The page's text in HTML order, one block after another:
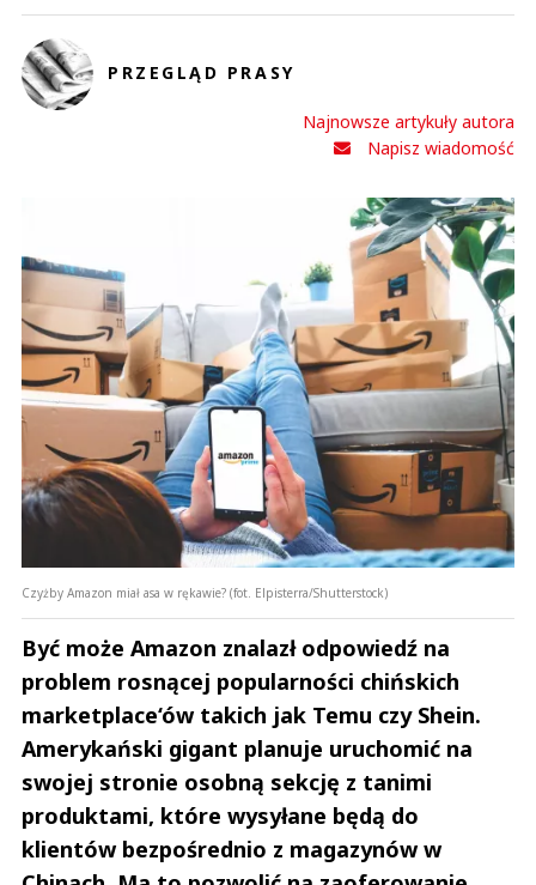
PRZEGLĄD PRASY
Najnowsze artykuły autora
Napisz wiadomość
Czyżby Amazon miał asa w rękawie? (fot. Elpisterra/Shutterstock)
Być może Amazon znalazł odpowiedź na
problem rosnącej popularności chińskich
marketplace‘ów takich jak Temu czy Shein.
Amerykański gigant planuje uruchomić na
swojej stronie osobną sekcję z tanimi
produktami, które wysyłane będą do
klientów bezpośrednio z magazynów w